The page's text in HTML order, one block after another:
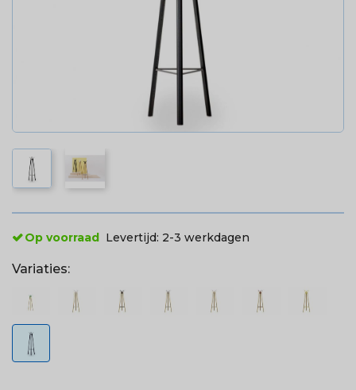
Op voorraad Levertijd: 2-3 werkdagen
Variaties: